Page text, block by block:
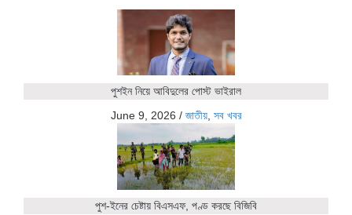
পুশইন নিয়ে আবিদুলের পোস্ট ভাইরাল
June 9, 2026 / জাতীয়, সব খবর
পুশ-ইনের চেষ্টায় বিএসএফ, পণ্ড করছে বিজিবি